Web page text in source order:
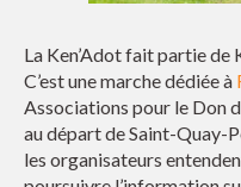
La Ken’Adot fait partie de
C’est une marche dédiée à
Associations pour le Don
au départ de Saint-Quay-
les organisateurs